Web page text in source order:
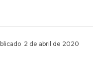
2 de abril de 2020